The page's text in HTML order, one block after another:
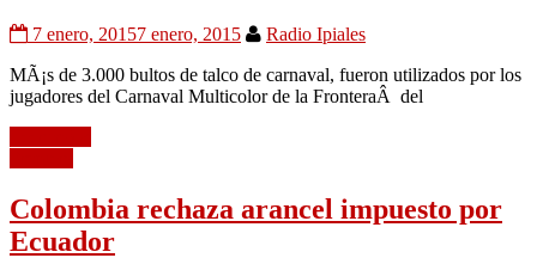
7 enero, 20157 enero, 2015
Radio Ipiales
MÃ¡s de 3.000 bultos de talco de carnaval, fueron utilizados por los
jugadores del Carnaval Multicolor de la FronteraÂ del
Colombia rechaza arancel impuesto por
Ecuador